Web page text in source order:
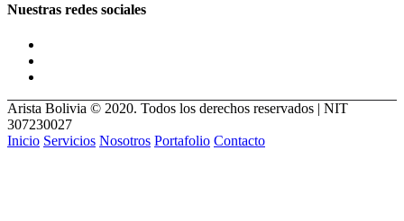
Nuestras redes sociales
Arista Bolivia © 2020. Todos los derechos reservados | NIT
307230027
Inicio Servicios Nosotros Portafolio Contacto